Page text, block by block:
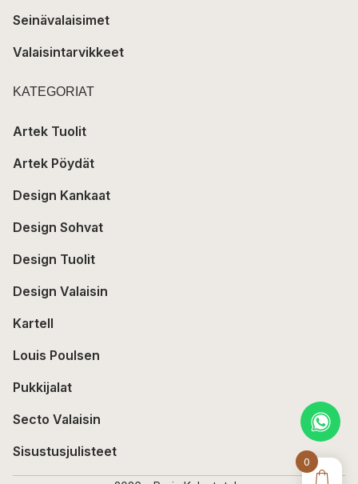
0
Seinävalaisimet
Valaisintarvikkeet
KATEGORIAT
Artek Tuolit
Artek Pöydät
Design Kankaat
Design Sohvat
Design Tuolit
Design Valaisin
Kartell
Louis Poulsen
Pukkijalat
Secto Valaisin
Sisustusjulisteet